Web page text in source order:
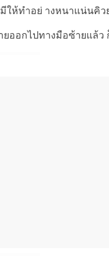
ให้ทำอย่ างหนาแน่นคิ
ออกไปทางมือซ้ายแล้ว